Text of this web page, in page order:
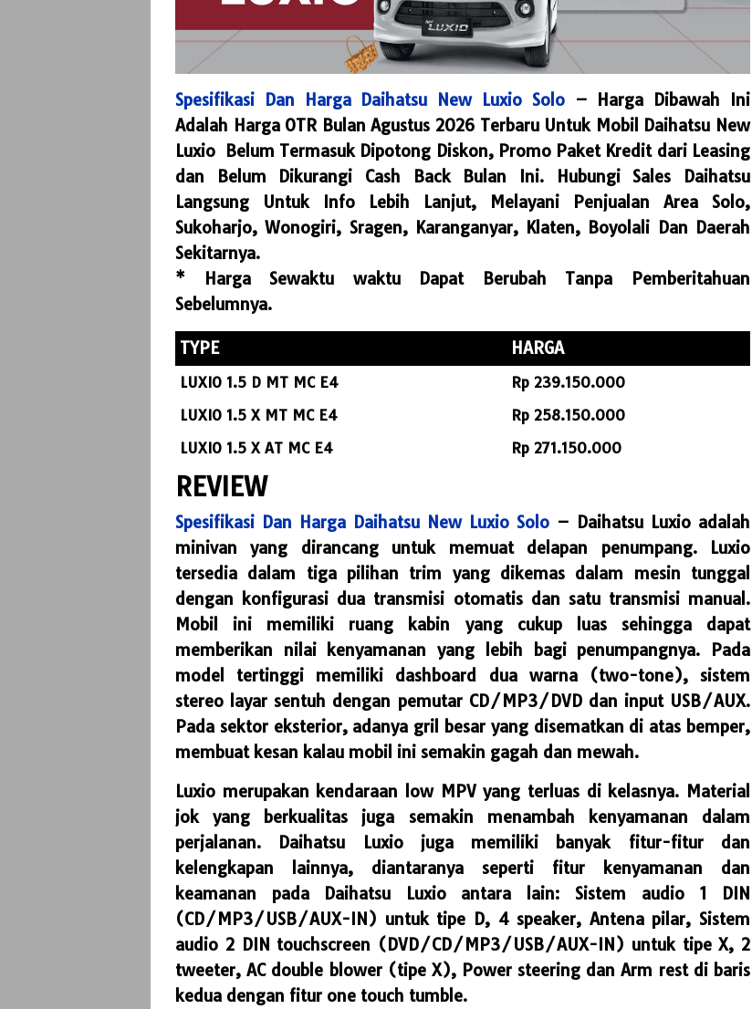
Spesifikasi Dan Harga Daihatsu New Luxio Solo – Harga Dibawah Ini
Adalah Harga OTR BulanAgustus 2026 Terbaru Untuk Mobil Daihatsu New
Luxio Belum Termasuk Dipotong Diskon, Promo Paket Kredit dari Leasing
dan Belum Dikurangi Cash Back Bulan Ini. Hubungi Sales Daihatsu
Langsung Untuk Info Lebih Lanjut, Melayani Penjualan Area Solo,
Sukoharjo, Wonogiri, Sragen, Karanganyar, Klaten, Boyolali Dan Daerah
Sekitarnya.
* Harga Sewaktu waktu Dapat Berubah Tanpa Pemberitahuan
Sebelumnya.
TYPE HARGA
LUXIO 1.5 D MT MC E4
Rp 239.150.000
LUXIO 1.5 X MT MC E4
Rp 258.150.000
LUXIO 1.5 X AT MC E4
Rp 271.150.000
REVIEW
Spesifikasi Dan Harga Daihatsu New Luxio Solo – Daihatsu Luxio adalah
minivan yang dirancang untuk memuat delapan penumpang. Luxio
tersedia dalam tiga pilihan trim yang dikemas dalam mesin tunggal
dengan konfigurasi dua transmisi otomatis dan satu transmisi manual.
Mobil ini memiliki ruang kabin yang cukup luas sehingga dapat
memberikan nilai kenyamanan yang lebih bagi penumpangnya. Pada
model tertinggi memiliki dashboard dua warna (two-tone), sistem
stereo layar sentuh dengan pemutar CD/MP3/DVD dan input USB/AUX.
Pada sektor eksterior, adanya gril besar yang disematkan di atas bemper,
membuat kesan kalau mobil ini semakin gagah dan mewah.
Luxio merupakan kendaraan low MPV yang terluas di kelasnya. Material
jok yang berkualitas juga semakin menambah kenyamanan dalam
perjalanan. Daihatsu Luxio juga memiliki banyak fitur-fitur dan
kelengkapan lainnya, diantaranya seperti fitur kenyamanan dan
keamanan pada Daihatsu Luxio antara lain: Sistem audio 1 DIN
(CD/MP3/USB/AUX-IN) untuk tipe D, 4 speaker, Antena pilar, Sistem
audio 2 DIN touchscreen (DVD/CD/MP3/USB/AUX-IN) untuk tipe X, 2
tweeter, AC double blower (tipe X), Power steering dan Arm rest di baris
kedua dengan fitur one touch tumble.